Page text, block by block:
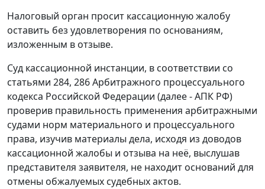
Налоговый орган просит кассационную жалобу
оставить без удовлетворения по основаниям,
изложенным в отзыве.
Суд кассационной инстанции, в соответствии со
статьями 284, 286Арбитражного процессуального
кодекса Российской Федерации (далее - АПК РФ)
проверив правильность применения арбитражными
судами норм материального и процессуального
права, изучив материалы дела, исходя из доводов
кассационной жалобы и отзыва на неё, выслушав
представителя заявителя, не находит оснований для
отмены обжалуемых судебных актов.